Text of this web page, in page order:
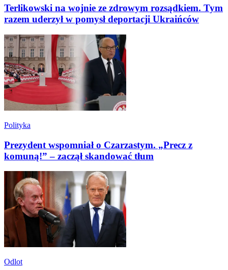
Terlikowski na wojnie ze zdrowym rozsądkiem. Tym
razem uderzył w pomysł deportacji Ukraińców
Polityka
Prezydent wspomniał o Czarzastym. „Precz z
komuną!” – zaczął skandować tłum
Odlot